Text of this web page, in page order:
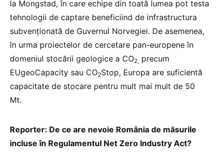
la Mongstad, în care echipe din toată lumea pot testa
tehnologii de captare beneficiind de infrastructura
subvenționată de Guvernul Norvegiei. De asemenea,
în urma proiectelor de cercetare pan-europene în
domeniul stocării geologice a CO2, precum
EUgeoCapacity sau CO2Stop, Europa are suficientă
capacitate de stocare pentru mult mai mult de 50
Mt.
Reporter: De ce are nevoie România de măsurile
incluse în Regulamentul Net Zero Industry Act?